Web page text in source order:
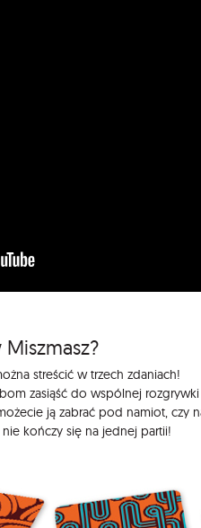
streścić w trzech zdaniach!
zasiąść do wspólnej
ją zabrać pod namiot, czy
kończy się na jednej partii!